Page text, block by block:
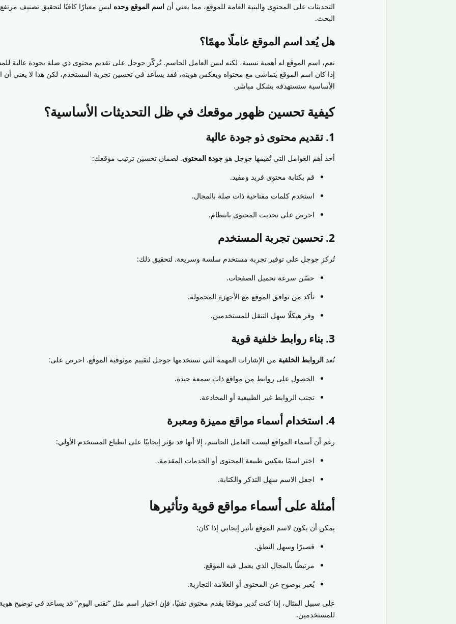
التحديثات على المحتوى والبنية العامة للموقع، مما يعني أن اسم الموقع وحده ليس معيارًا كافيًا لتحقيق تصنيف
البحث.
هل يُعد اسم الموقع عاملًا مهمًا؟
نعم، اسم الموقع له أهمية نسبية، لكنه ليس العامل الحاسم. تُركّز جوجل على تقديم محتوى ذي صلة بجودة عالية
إذا كان اسم الموقع يتماشى مع محتواه ويعكس هويته، فقد يساعد في تحسين تجربة المستخدم، لكن هذا لا يعني أن
الأساسية ستستهدفه بشكل مباشر.
كيفية تحسين ظهور موقعك في ظل التحديثات الأساسية؟
1. تقديم محتوى ذو جودة عالية
أحد أهم العوامل التي تُقيمها جوجل هو جودة المحتوى. لضمان تحسين ترتيب موقعك:
قم بكتابة محتوى فريد ومفيد.
استخدم كلمات مفتاحية ذات صلة بالمجال.
احرص على تحديث المحتوى بانتظام.
2. تحسين تجربة المستخدم
تُركز جوجل على توفير تجربة مستخدم سلسة وسريعة. لتحقيق ذلك:
حسّن سرعة تحميل الصفحات.
تأكد من توافق الموقع مع الأجهزة المحمولة.
وفر هيكلًا سهل التنقل للمستخدمين.
3. بناء روابط خلفية قوية
تُعد الروابط الخلفية من الإشارات المهمة التي تستخدمها جوجل لتقييم موثوقية الموقع. احرص على:
الحصول على روابط من مواقع ذات سمعة جيدة.
تجنب الروابط غير الطبيعية أو المخادعة.
4. استخدام أسماء مواقع مميزة ومعبرة
رغم أن أسماء المواقع ليست العامل الحاسم، إلا أنها قد تؤثر إيجابيًا على انطباع المستخدم الأولي:
اختر اسمًا يعكس طبيعة المحتوى أو الخدمات المقدمة.
اجعل الاسم سهل التذكر والكتابة.
أمثلة على أسماء مواقع قوية وتأثيرها
يمكن أن يكون لاسم الموقع تأثير إيجابي إذا كان:
قصيرًا وسهل النطق.
مرتبطًا بالمجال الذي يعمل فيه الموقع.
يُعبر بوضوح عن المحتوى أو العلامة التجارية.
على سبيل المثال، إذا كنت تُدير موقعًا يقدم محتوى تقنيًا، فإن اختيار اسم مثل “تقني اليوم” قد يساعد في توضيح
للمستخدمين.